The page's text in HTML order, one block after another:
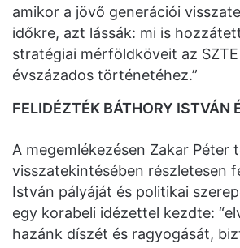
amikor a jövő generációi
időkre, azt lássák: mi is
stratégiai mérföldköveit az
évszázados történetéhez.”
FELIDÉZTÉK BÁTHORY ISTVÁN
A megemlékezésen Zakar Péter
visszatekintésében részletesen
István pályáját és politikai
egy korabeli idézettel kezdte:
hazánk díszét és ragyogását,